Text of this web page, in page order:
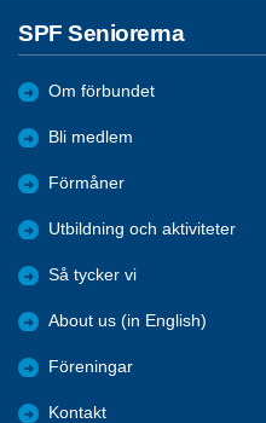
SPF Seniorerna
Om förbundet
Bli medlem
Förmåner
Utbildning och aktiviteter
Så tycker vi
About us (in English)
Föreningar
Kontakt